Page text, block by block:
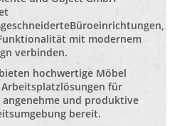
Büroeinrichtungen
mit modernem
verbinden.
hochwertige Möbel
für
angenehme und produktive
bereit.